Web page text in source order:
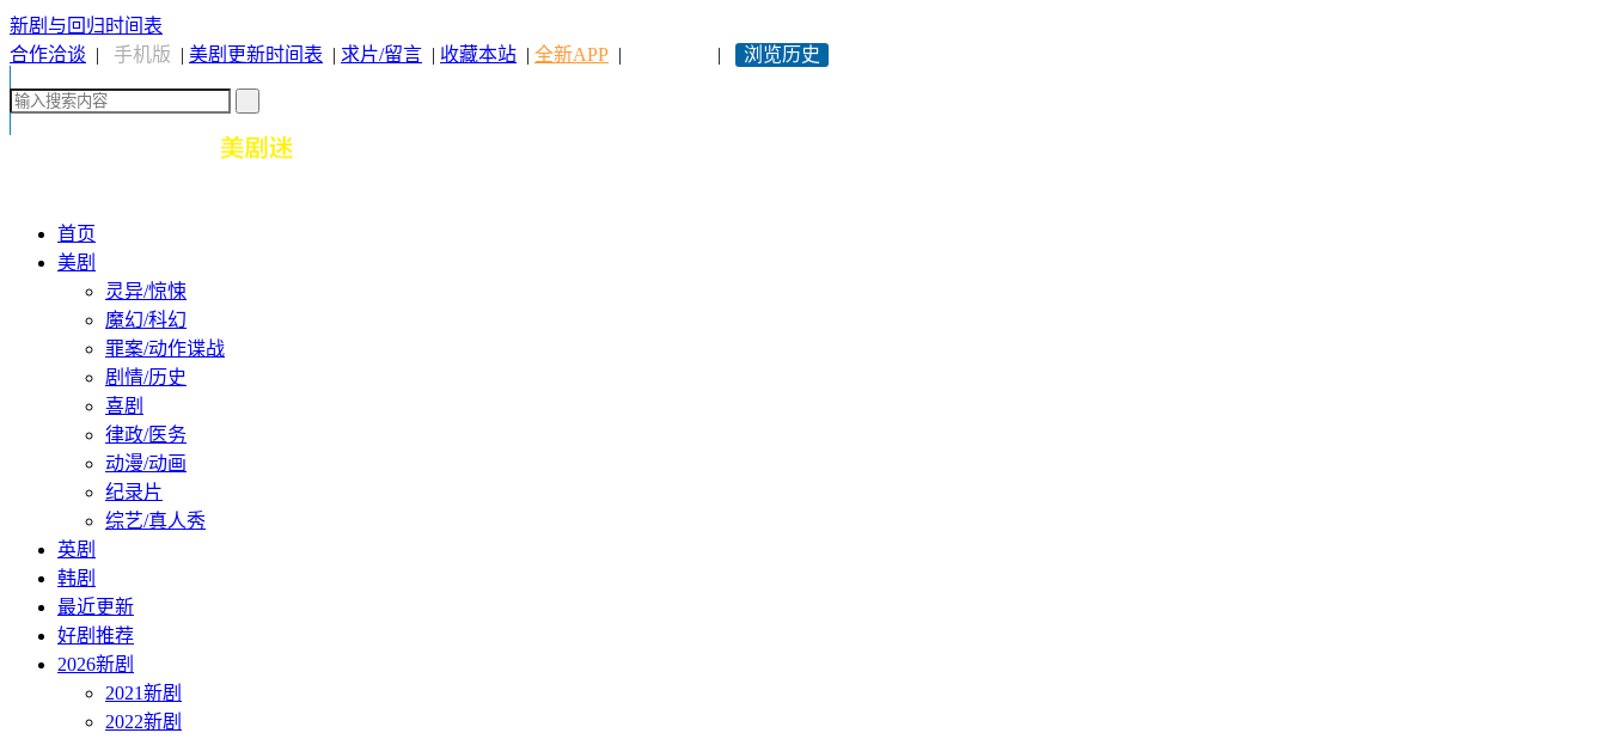
新剧与回归时间表
合作洽谈 | 手机版 | 美剧更新时间表 | 求片/留言 | 收藏本站 | 全新APP | | 浏览历史
首页
美剧
灵异/惊悚
魔幻/科幻
罪案/动作谍战
剧情/历史
喜剧
律政/医务
动漫/动画
纪录片
综艺/真人秀
英剧
韩剧
最近更新
好剧推荐
2026新剧
2021新剧
2022新剧